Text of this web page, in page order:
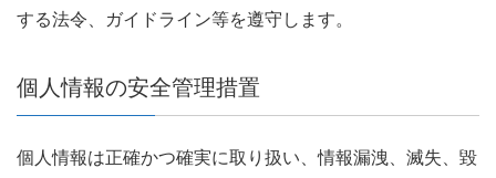
する法令、ガイドライン等を遵守します。
個人情報の安全管理措置
個人情報は正確かつ確実に取り扱い、情報漏洩、滅失、毀